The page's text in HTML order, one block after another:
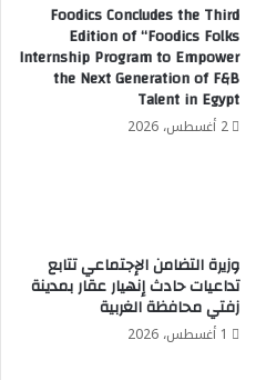
Foodics Concludes the Third
Edition of “Foodics Folks
Internship Program to Empower
the Next Generation of F&B
Talent in Egypt
2 أغسطس، 2026
وزيرة التضامن الإجتماعي تتابع
تداعيات حادث إنهيار عقار بمدينة
زفتي محافظة الغربية
1 أغسطس، 2026